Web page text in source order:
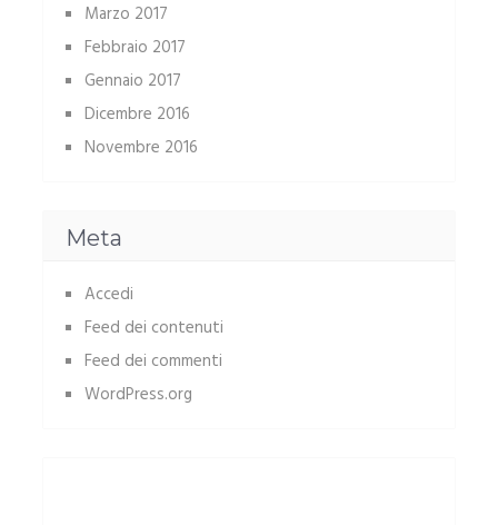
Marzo 2017
Febbraio 2017
Gennaio 2017
Dicembre 2016
Novembre 2016
Meta
Accedi
Feed dei contenuti
Feed dei commenti
WordPress.org